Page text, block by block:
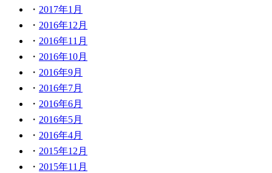
2017年1月
2016年12月
2016年11月
2016年10月
2016年9月
2016年7月
2016年6月
2016年5月
2016年4月
2015年12月
2015年11月